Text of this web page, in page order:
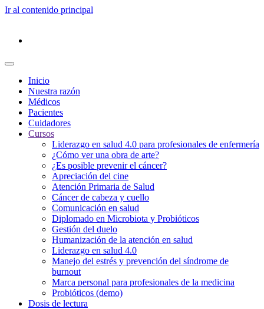
Ir al contenido principal
Inicio
Nuestra razón
Médicos
Pacientes
Cuidadores
Cursos
Liderazgo en salud 4.0 para profesionales de enfermería
¿Cómo ver una obra de arte?
¿Es posible prevenir el cáncer?
Apreciación del cine
Atención Primaria de Salud
Cáncer de cabeza y cuello
Comunicación en salud
Diplomado en Microbiota y Probióticos
Gestión del duelo
Humanización de la atención en salud
Liderazgo en salud 4.0
Manejo del estrés y prevención del síndrome de
burnout
Marca personal para profesionales de la medicina
Probióticos (demo)
Dosis de lectura